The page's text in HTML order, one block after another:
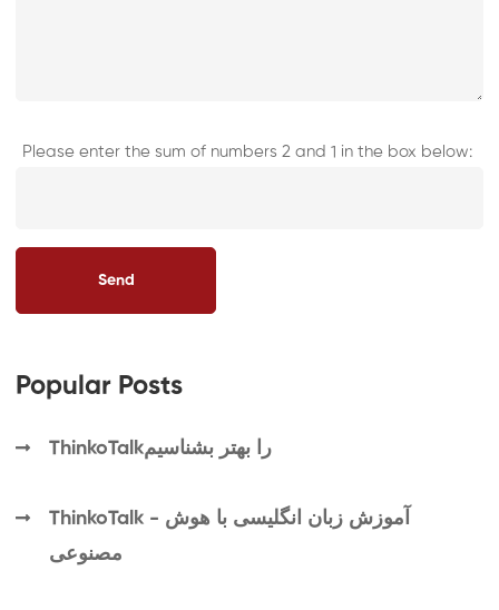
Please enter the sum of numbers 2 and 1 in the box below:
Popular Posts
ThinkoTalkرا بهتر بشناسیم
ThinkoTalk - آموزش زبان انگلیسی با هوش
مصنوعی